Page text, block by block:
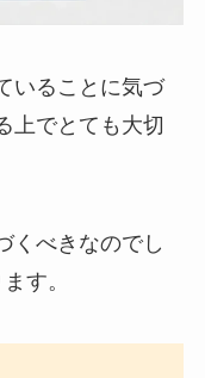
いることに気づ
上でとても大切
くべきなのでし
す。